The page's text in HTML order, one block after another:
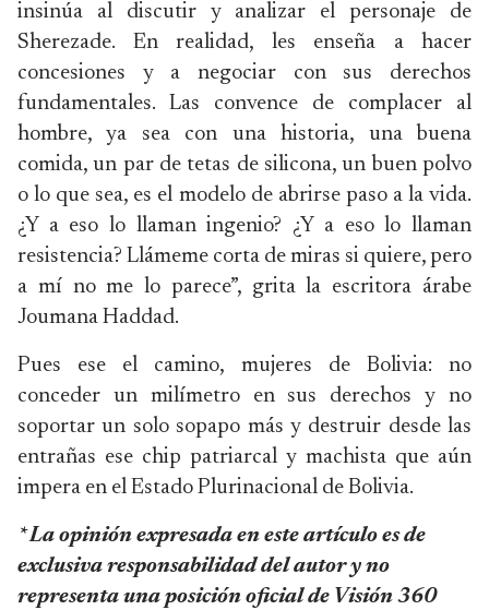
insinúa al discutir y analizar el personaje de
Sherezade. En realidad, les enseña a hacer
concesiones y a negociar con sus derechos
fundamentales. Las convence de complacer al
hombre, ya sea con una historia, una buena
comida, un par de tetas de silicona, un buen polvo
o lo que sea, es el modelo de abrirse paso a la vida.
¿Y a eso lo llaman ingenio? ¿Y a eso lo llaman
resistencia? Llámeme corta de miras si quiere, pero
a mí no me lo parece”, grita la escritora árabe
Joumana Haddad.
Pues ese el camino, mujeres de Bolivia: no
conceder un milímetro en sus derechos y no
soportar un solo sopapo más y destruir desde las
entrañas ese chip patriarcal y machista que aún
impera en el Estado Plurinacional de Bolivia.
* La opinión expresada en este artículo es de
exclusiva responsabilidad del autor y no
representa una posición oficial de Visión 360